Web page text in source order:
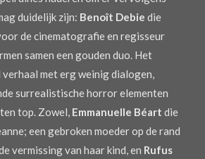
duidelijk zijn: Benoît Debie die
de cinematografie en regisseur
samen een gouden duo. Het
verhaal met erg weinig dialogen,
surrealistische horror elementen
top. Zowel, Emmanuelle Béart die
een gebroken moeder op de rand
vermissing van haar kind, en Rufus